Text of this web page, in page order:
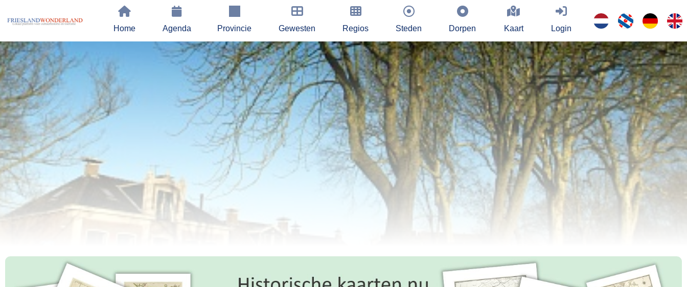
Home Agenda Provincie Gewesten Regios Steden Dorpen Kaart Login